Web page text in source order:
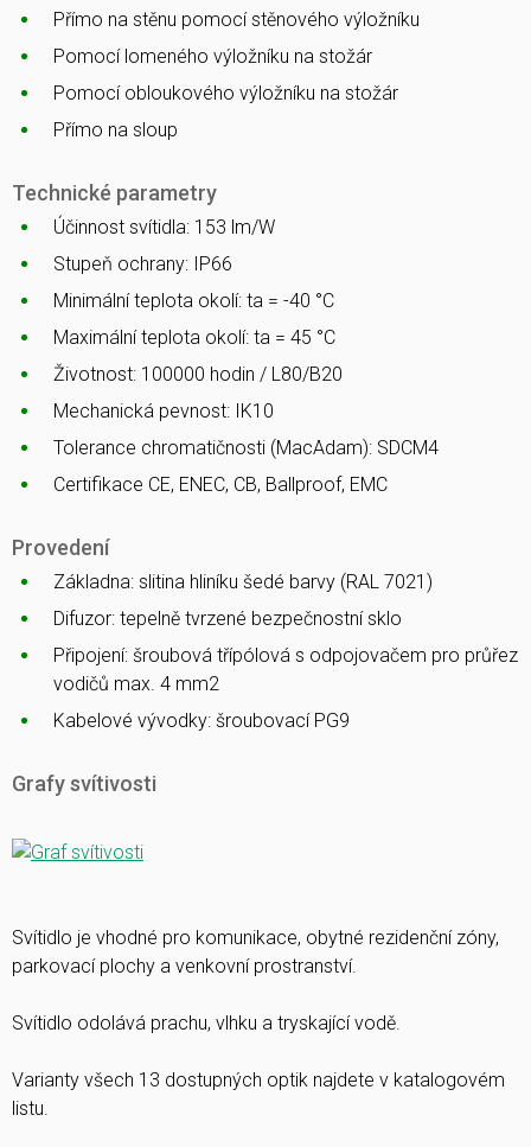
Přímo na stěnu pomocí stěnového výložníku
Pomocí lomeného výložníku na stožár
Pomocí obloukového výložníku na stožár
Přímo na sloup
Technické parametry
Účinnost svítidla: 153 lm/W
Stupeň ochrany: IP66
Minimální teplota okolí: ta = -40 °C
Maximální teplota okolí: ta = 45 °C
Životnost: 100000 hodin / L80/B20
Mechanická pevnost: IK10
Tolerance chromatičnosti (MacAdam): SDCM4
Certifikace CE, ENEC, CB, Ballproof, EMC
Provedení
Základna: slitina hliníku šedé barvy (RAL 7021)
Difuzor: tepelně tvrzené bezpečnostní sklo
Připojení: šroubová třípólová s odpojovačem pro průřez
vodičů max. 4 mm2
Kabelové vývodky: šroubovací PG9
Grafy svítivosti
Svítidlo je vhodné pro komunikace, obytné rezidenční zóny,
parkovací plochy a venkovní prostranství.
Svítidlo odolává prachu, vlhku a tryskající vodě.
Varianty všech 13 dostupných optik najdete v katalogovém
listu.